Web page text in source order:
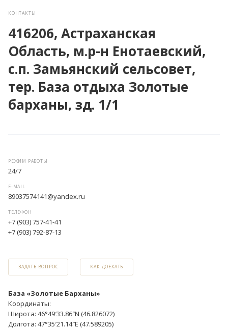
КОНТАКТЫ
416206, Астраханская
Область, м.р-н Енотаевский,
с.п. Замьянский сельсовет,
тер. База отдыха Золотые
барханы, зд. 1/1
РЕЖИМ РАБОТЫ
24/7
E-MAIL
89037574141@yandex.ru
ТЕЛЕФОН
+7 (903) 757-41-41
+7 (903) 792-87-13
ЗАДАТЬ ВОПРОС КАК ДОЕХАТЬ
База «Золотые Барханы»
Координаты:
Широта: 46°49′33.86″N (46.826072)
Долгота: 47°35′21.14″E (47.589205)